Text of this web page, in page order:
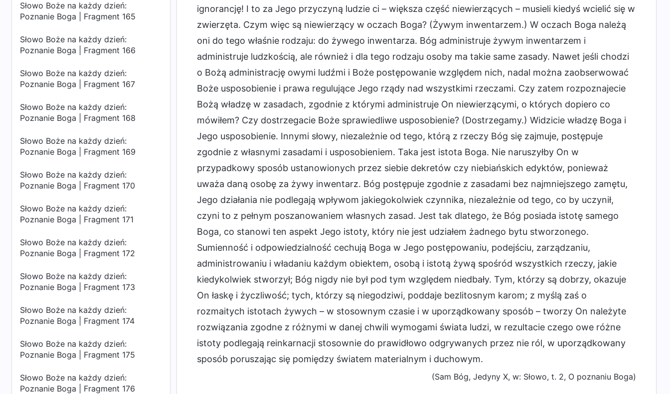
Słowo Boże na każdy dzień:
Poznanie Boga | Fragment 165
Słowo Boże na każdy dzień:
Poznanie Boga | Fragment 166
Słowo Boże na każdy dzień:
Poznanie Boga | Fragment 167
Słowo Boże na każdy dzień:
Poznanie Boga | Fragment 168
Słowo Boże na każdy dzień:
Poznanie Boga | Fragment 169
Słowo Boże na każdy dzień:
Poznanie Boga | Fragment 170
Słowo Boże na każdy dzień:
Poznanie Boga | Fragment 171
Słowo Boże na każdy dzień:
Poznanie Boga | Fragment 172
Słowo Boże na każdy dzień:
Poznanie Boga | Fragment 173
Słowo Boże na każdy dzień:
Poznanie Boga | Fragment 174
Słowo Boże na każdy dzień:
Poznanie Boga | Fragment 175
Słowo Boże na każdy dzień:
Poznanie Boga | Fragment 176
ignorancję! I to za Jego przyczyną ludzie ci – większa część niewierzących – musieli kiedyś wcielić się w
zwierzęta. Czym więc są niewierzący w oczach Boga? (Żywym inwentarzem.) W oczach Boga należą
oni do tego właśnie rodzaju: do żywego inwentarza. Bóg administruje żywym inwentarzem i
administruje ludzkością, ale również i dla tego rodzaju osoby ma takie same zasady. Nawet jeśli chodzi
o Bożą administrację owymi ludźmi i Boże postępowanie względem nich, nadal można zaobserwować
Boże usposobienie i prawa regulujące Jego rządy nad wszystkimi rzeczami. Czy zatem rozpoznajecie
Bożą władzę w zasadach, zgodnie z którymi administruje On niewierzącymi, o których dopiero co
mówiłem? Czy dostrzegacie Boże sprawiedliwe usposobienie? (Dostrzegamy.) Widzicie władzę Boga i
Jego usposobienie. Innymi słowy, niezależnie od tego, którą z rzeczy Bóg się zajmuje, postępuje
zgodnie z własnymi zasadami i usposobieniem. Taka jest istota Boga. Nie naruszyłby On w
przypadkowy sposób ustanowionych przez siebie dekretów czy niebiańskich edyktów, ponieważ
uważa daną osobę za żywy inwentarz. Bóg postępuje zgodnie z zasadami bez najmniejszego zamętu,
Jego działania nie podlegają wpływom jakiegokolwiek czynnika, niezależnie od tego, co by uczynił,
czyni to z pełnym poszanowaniem własnych zasad. Jest tak dlatego, że Bóg posiada istotę samego
Boga, co stanowi ten aspekt Jego istoty, który nie jest udziałem żadnego bytu stworzonego.
Sumienność i odpowiedzialność cechują Boga w Jego postępowaniu, podejściu, zarządzaniu,
administrowaniu i władaniu każdym obiektem, osobą i istotą żywą spośród wszystkich rzeczy, jakie
kiedykolwiek stworzył; Bóg nigdy nie był pod tym względem niedbały. Tym, którzy są dobrzy, okazuje
On łaskę i życzliwość; tych, którzy są niegodziwi, poddaje bezlitosnym karom; z myślą zaś o
rozmaitych istotach żywych – w stosownym czasie i w uporządkowany sposób – tworzy On należyte
rozwiązania zgodne z różnymi w danej chwili wymogami świata ludzi, w rezultacie czego owe różne
istoty podlegają reinkarnacji stosownie do prawidłowo odgrywanych przez nie ról, w uporządkowany
sposób poruszając się pomiędzy światem materialnym i duchowym.
(Sam Bóg, Jedyny X, w: Słowo, t. 2, O poznaniu Boga)